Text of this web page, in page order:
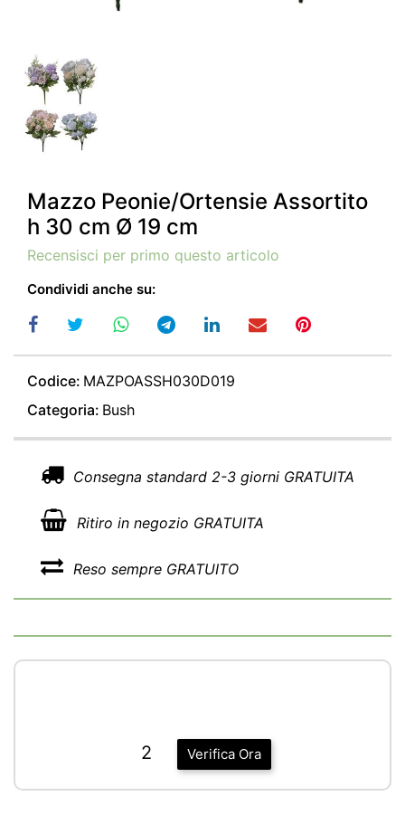
Mazzo Peonie/Ortensie Assortito
h 30 cm Ø 19 cm
Recensisci per primo questo articolo
Condividi anche su:
Codice: MAZPOASSH030D019
Categoria: Bush
Consegna standard 2-3 giorni GRATUITA
Ritiro in negozio GRATUITA
Reso sempre GRATUITO
Verifica Ora
2